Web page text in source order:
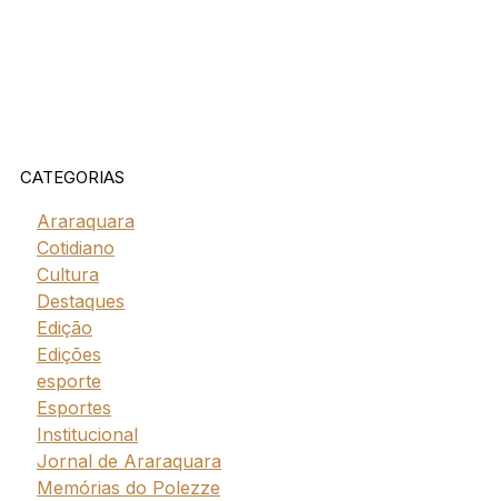
CATEGORIAS
Araraquara
Cotidiano
Cultura
Destaques
Edição
Edições
esporte
Esportes
Institucional
Jornal de Araraquara
Memórias do Polezze